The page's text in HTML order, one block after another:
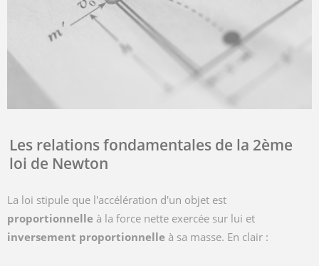
Les relations fondamentales de la 2ème
loi de Newton
La loi stipule que l'accélération d'un objet est
proportionnelle à la force nette exercée sur lui et
inversement proportionnelle à sa masse. En clair :